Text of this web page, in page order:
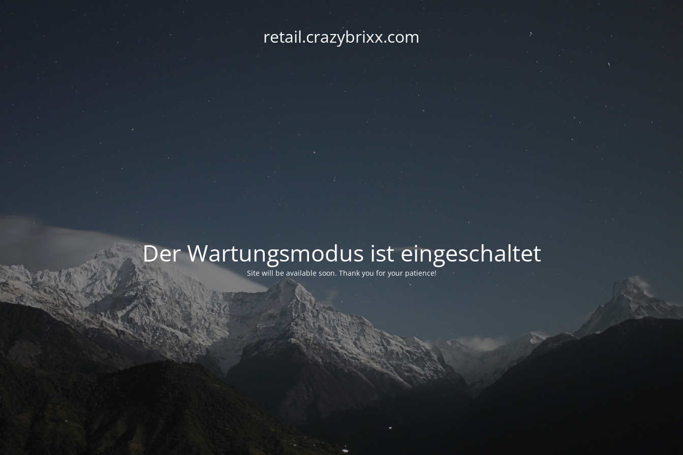
retail.crazybrixx.com
Der Wartungsmodus ist eingeschaltet
Site will be available soon. Thank you for your patience!